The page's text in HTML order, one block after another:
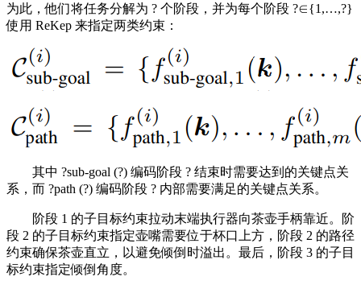
为此，他们将任务分解为 ? 个阶段，并为每个阶段 ?∈{1,…,?}
使用 ReKep 来指定两类约束：
其中 ?sub-goal (?) 编码阶段 ? 结束时需要达到的关键点关
系，而 ?path (?) 编码阶段 ? 内部需要满足的关键点关系。
阶段 1 的子目标约束拉动末端执行器向茶壶手柄靠近。阶
段 2 的子目标约束指定壶嘴需要位于杯口上方，阶段 2 的路径
约束确保茶壶直立，以避免倾倒时溢出。最后，阶段 3 的子目
标约束指定倾倒角度。